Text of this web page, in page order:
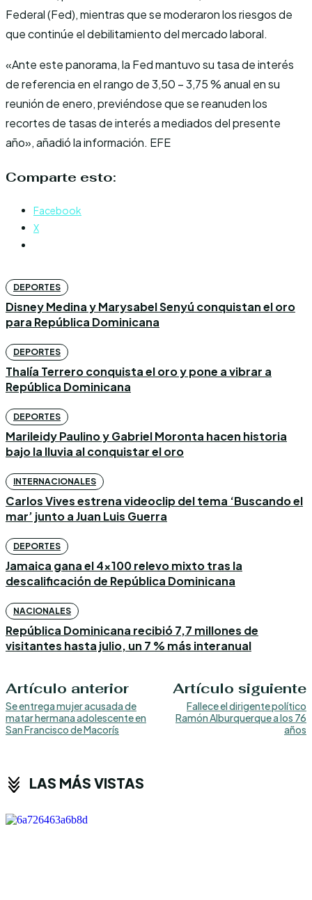
Federal (Fed), mientras que se moderaron los riesgos de
que continúe el debilitamiento del mercado laboral.
«Ante este panorama, la Fed mantuvo su tasa de interés
de referencia en el rango de 3,50 – 3,75 % anual en su
reunión de enero, previéndose que se reanuden los
recortes de tasas de interés a mediados del presente
año», añadió la información. EFE
Comparte esto:
Facebook
X
DEPORTES
Disney Medina y Marysabel Senyú conquistan el oro
para República Dominicana
DEPORTES
Thalía Terrero conquista el oro y pone a vibrar a
República Dominicana
DEPORTES
Marileidy Paulino y Gabriel Moronta hacen historia
bajo la lluvia al conquistar el oro
INTERNACIONALES
Carlos Vives estrena videoclip del tema ‘Buscando el
mar’ junto a Juan Luis Guerra
DEPORTES
Jamaica gana el 4×100 relevo mixto tras la
descalificación de República Dominicana
NACIONALES
República Dominicana recibió 7,7 millones de
visitantes hasta julio, un 7 % más interanual
Artículo anterior
Se entrega mujer acusada de
matar hermana adolescente en
San Francisco de Macorís
Artículo siguiente
Fallece el dirigente político
Ramón Alburquerque a los 76
años
LAS MÁS VISTAS